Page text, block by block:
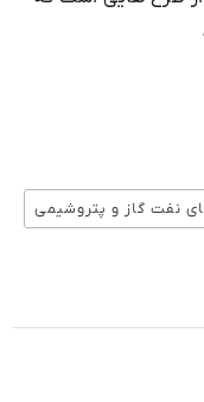
نفت گاز و پتروشیمی